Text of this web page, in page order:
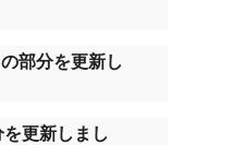
部分を更新し
更新しまし